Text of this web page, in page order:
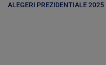
ALEGERI PREZIDENTIALE 2025